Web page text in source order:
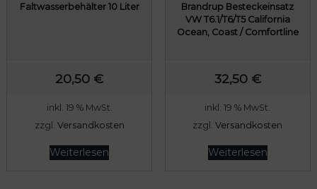
Faltwasserbehälter 10 Liter
20,50 €
inkl. 19 % MwSt.
zzgl. Versandkosten
Weiterlesen
Brandrup Besteckeinsatz
VW T6.1/T6/T5 California
Ocean, Coast / Comfortline
32,50 €
inkl. 19 % MwSt.
zzgl.Versandkosten
Weiterlesen